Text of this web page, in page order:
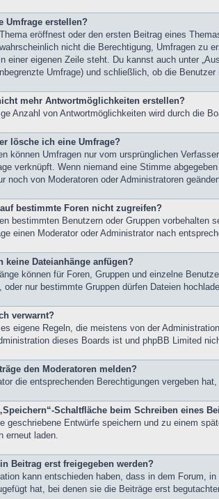
Umfrage erstellen?
eröffnest oder den ersten Beitrag eines
nicht die Berechtigung, Umfragen zu
einer eigenen Zeile steht. Du kannst auch unter
Umfrage) und schließlich, ob die
mehr Antwortmöglichkeiten erstellen?
Anzahl von Antwortmöglichkeiten wird durch die
lösche ich eine Umfrage?
können Umfragen nur vom ursprünglichen
verknüpft. Wenn niemand eine Stimme
noch von Moderatoren oder Administratoren
bestimmte Foren nicht zugreifen?
bestimmten Benutzern oder Gruppen
einen Moderator oder Administrator nach
keine Dateianhänge anfügen?
können für Foren, Gruppen und einzelne
nur bestimmte Gruppen dürfen Dateien
verwarnt?
es eigene Regeln, die meistens von der
dieses Boards ist und phpBB Limited
den Moderatoren melden?
die entsprechenden Berechtigungen vergeben
Schaltfläche beim Schreiben eines
geschriebene Entwürfe speichern und zu einem
erneut laden.
Beitrag erst freigegeben werden?
kann entschieden haben, dass in dem Forum,
hat, bei denen sie die Beiträge erst